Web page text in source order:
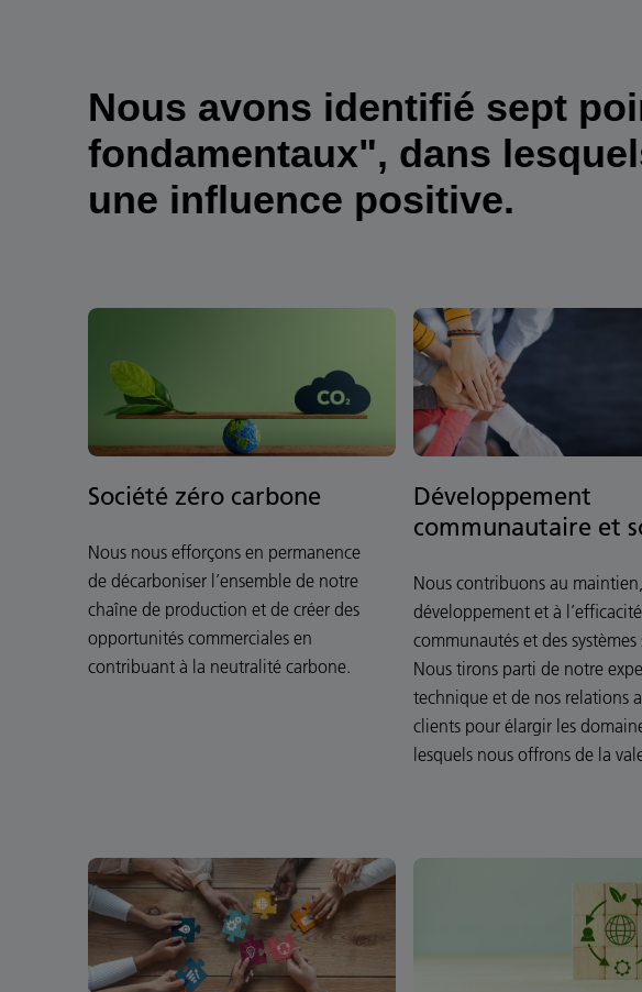
Nous avons identifié sept
fondamentaux", dans
une influence positive.
Société zéro carbone
Nous nous efforçons en permanence
de décarboniser l’ensemble de notre
chaîne de production et de créer des
opportunités commerciales en
contribuant à la neutralité carbone.
Développement
communautaire et
Nous contribuons au
développement et à
communautés et des systèmes
Nous tirons parti de notre
technique et de nos relations
clients pour élargir les
lesquels nous offrons de la